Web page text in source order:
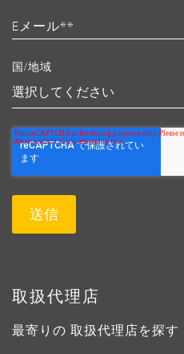
国/地域
取扱代理店
最寄りの 取扱代理店を探す